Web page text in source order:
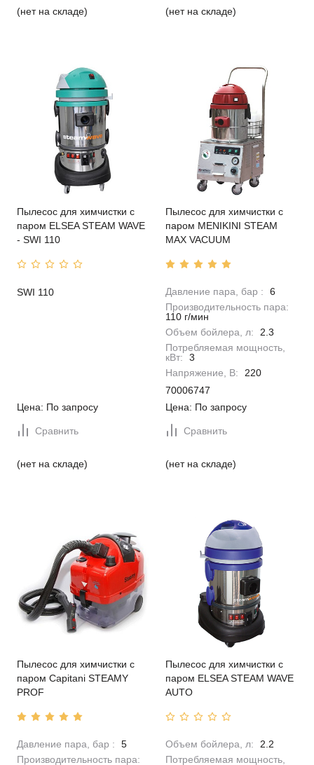
(нет на складе) (нет на складе)
Пылесос для химчистки с
паром ELSEA STEAM WAVE
- SWI 110
SWI 110
Цена: По запросу
Сравнить
(нет на складе)
Пылесос для химчистки с
паром MENIKINI STEAM
MAX VACUUM
Давление пара, бар :
6
Производительность пара:
110 г/мин
Объем бойлера, л:
2.3
Потребляемая мощность,
кВт:
3
Напряжение, В:
220
70006747
Цена: По запросу
Сравнить
(нет на складе)
Пылесос для химчистки с
паром Capitani STEAMY
PROF
Давление пара, бар :
5
Производительность пара:
Пылесос для химчистки с
паром ELSEA STEAM WAVE
AUTO
Объем бойлера, л:
2.2
Потребляемая мощность,